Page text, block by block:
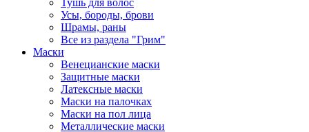
Тушь для волос
Усы, бороды, брови
Шрамы, раны
Все из раздела "Грим"
Маски
Венецианские маски
Защитные маски
Латексные маски
Маски на палочках
Маски на пол лица
Металлические маски